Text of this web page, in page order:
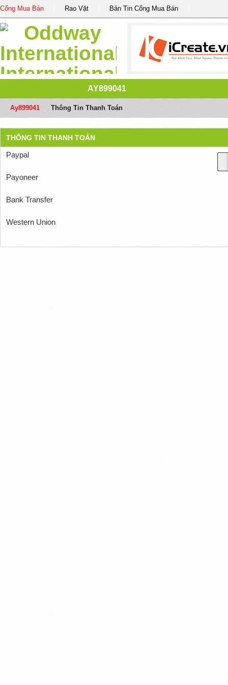
Cổng Mua Bán Rao Vặt Bản Tin Cổng Mua Bán
AY899041
Ay899041 Thông Tin Thanh Toán
THÔNG TIN THANH TOÁN
Paypal
Payoneer
Bank Transfer
Western Union